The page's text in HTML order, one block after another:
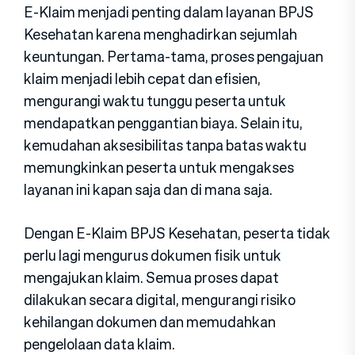
E-Klaim menjadi penting dalam layanan BPJS
Kesehatan karena menghadirkan sejumlah
keuntungan. Pertama-tama, proses pengajuan
klaim menjadi lebih cepat dan efisien,
mengurangi waktu tunggu peserta untuk
mendapatkan penggantian biaya. Selain itu,
kemudahan aksesibilitas tanpa batas waktu
memungkinkan peserta untuk mengakses
layanan ini kapan saja dan di mana saja.
Dengan E-Klaim BPJS Kesehatan, peserta tidak
perlu lagi mengurus dokumen fisik untuk
mengajukan klaim. Semua proses dapat
dilakukan secara digital, mengurangi risiko
kehilangan dokumen dan memudahkan
pengelolaan data klaim.